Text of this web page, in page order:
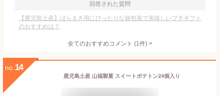
回答された質問
【鹿児島土産】ばらまき用にぴったりな個包装で美味しいプチギフト
のおすすめは？
全てのおすすめコメント (1件) >
no. 14
鹿児島土産 山福製菓 スイートポテトン24個入り